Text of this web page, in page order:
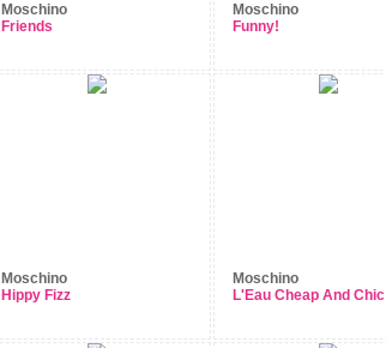
Moschino
Friends
Moschino
Funny!
Moschino
Hippy Fizz
Moschino
L'Eau Cheap And Chic